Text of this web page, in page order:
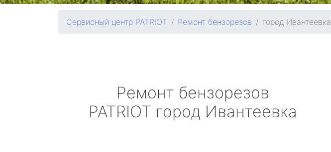
Сервисный центр PATRIOT Ремонт бензорезов город Ивантеевка
Ремонт бензорезов
PATRIOT город Ивантеевка